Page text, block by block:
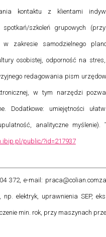
kontaktu z klientami
szkoleń grupowych
w zakresie samodzielnego
osobistej, odporność na
redagowania pism
w tym narzędzi
Dodatkowe: umiejętności
analityczne myślenie).
public/?id=217937
372, e-mail: praca@colian.com
np. elektryk, uprawnienia SEP,
min. rok, przy maszynach